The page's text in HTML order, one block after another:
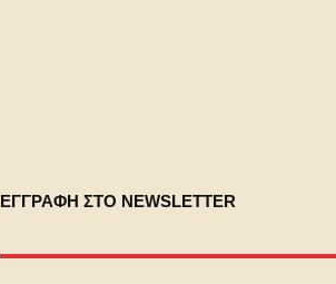
ΕΓΓΡΑΦΗ ΣΤΟ NEWSLETTER